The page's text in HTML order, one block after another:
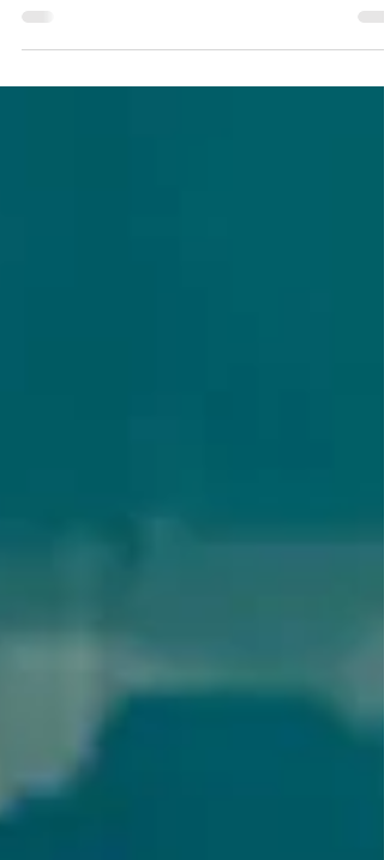
Creativas y Economía Creativa, tuvimos
una tarea de plasmar y...